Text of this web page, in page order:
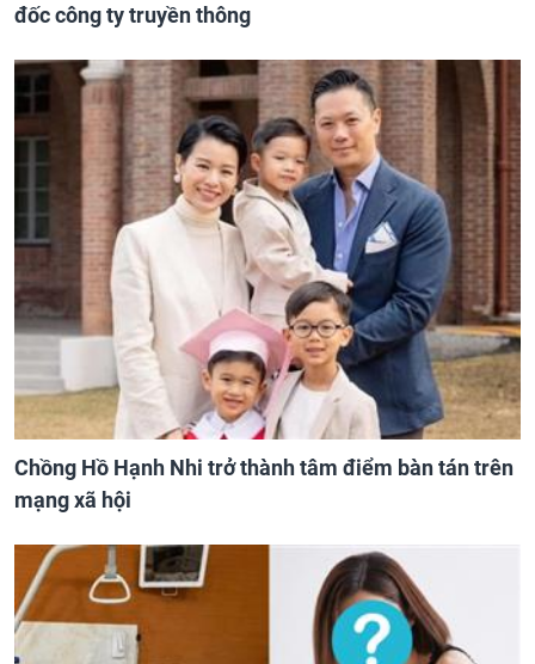
đốc công ty truyền thông
Chồng Hồ Hạnh Nhi trở thành tâm điểm bàn tán trên
mạng xã hội